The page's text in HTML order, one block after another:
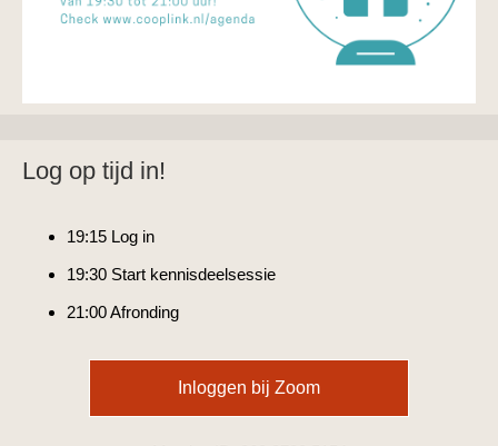
Log op tijd in!
19:15 Log in
19:30 Start kennisdeelsessie
21:00 Afronding
Inloggen bij Zoom